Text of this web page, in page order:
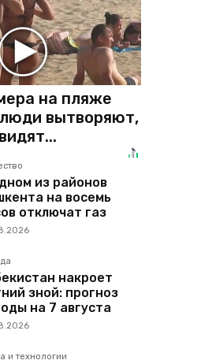
на пляже
вытворяют,
из районов
на восемь
отключат газ
накроет
зной: прогноз
на 7 августа
и технологии